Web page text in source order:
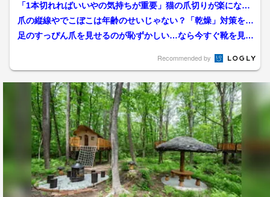
「1本切れればいいやの気持ちが重要」猫の爪切りが楽になる
コツと慣れさせるためのポ...
爪の縦線やでこぼこは年齢のせいじゃない？「乾燥」対策を3
カ月徹底すれば“美爪”を...
足のすっぴん爪を見せるのが恥ずかしい…なら今すぐ靴を見直
Recommended by